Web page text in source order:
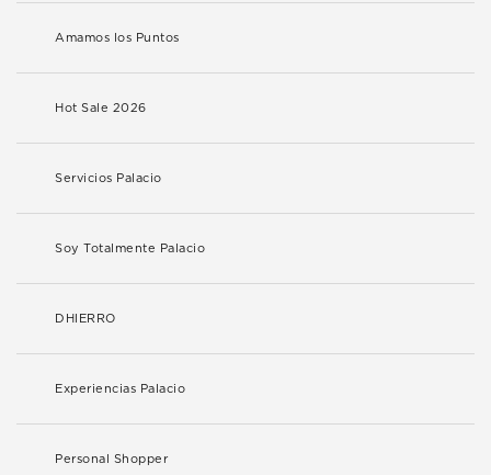
Amamos los Puntos
Hot Sale 2026
Servicios Palacio
Soy Totalmente Palacio
DHIERRO
Experiencias Palacio
Personal Shopper